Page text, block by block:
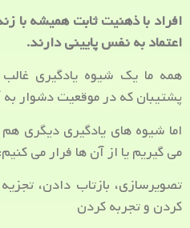
افراد با ذهنیت ثابت همیشه با
اعتماد به نفس پایینی دارند.
همه ما یک شیوه یادگیری
پشتیبان که در موقعیت دشوار
اما شیوه های یادگیری دیگری
می گیریم یا از آن ها فرار می کنیم:
تصویرسازی، بازتاب دادن،
کردن و تجربه کردن